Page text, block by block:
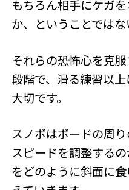
もちろん相手にケガ
か、ということではな
それらの恐怖心を克
段階で、滑る練習以
大切です。
スノボはボードの周
スピードを調整する
をどのように斜面に